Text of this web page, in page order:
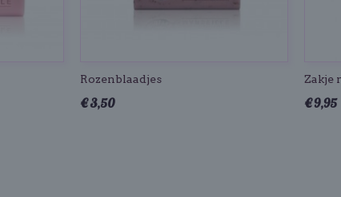
Rozenblaadjes
€ 3,50
Zakje
€ 9,95